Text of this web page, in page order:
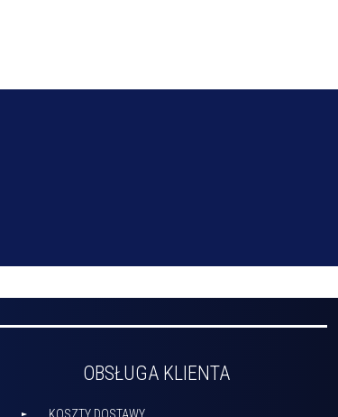
OBSŁUGA KLIENTA